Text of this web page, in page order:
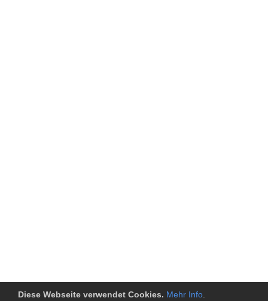
Diese Webseite verwendet Cookies. Mehr Info